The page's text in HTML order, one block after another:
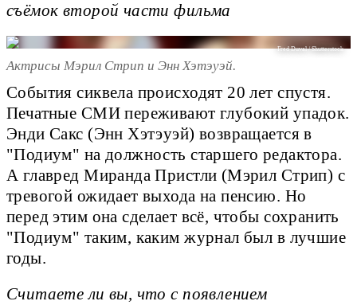
съёмок второй части фильма
Fred Duval / Shutterstock
Актрисы Мэрил Стрип и Энн Хэтэуэй.
Cобытия сиквела происходят 20 лет спустя.
Печатные СМИ переживают глубокий упадок.
Энди Сакс (Энн Хэтэуэй) возвращается в
"Подиум" на должность старшего редактора.
А главред Миранда Пристли (Мэрил Стрип) с
тревогой ожидает выхода на пенсию. Но
перед этим она сделает всё, чтобы сохранить
"Подиум" таким, каким журнал был в лучшие
годы.
Считаете ли вы, что с появлением